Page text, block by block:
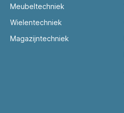
Meubeltechniek
Wielentechniek
Magazijntechniek